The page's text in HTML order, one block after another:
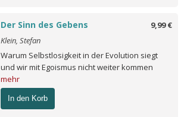
9,99 €
Der Sinn des Gebens
Klein, Stefan
Warum Selbstlosigkeit in der Evolution siegt
und wir mit Egoismus nicht weiter kommen
mehr
In den Korb